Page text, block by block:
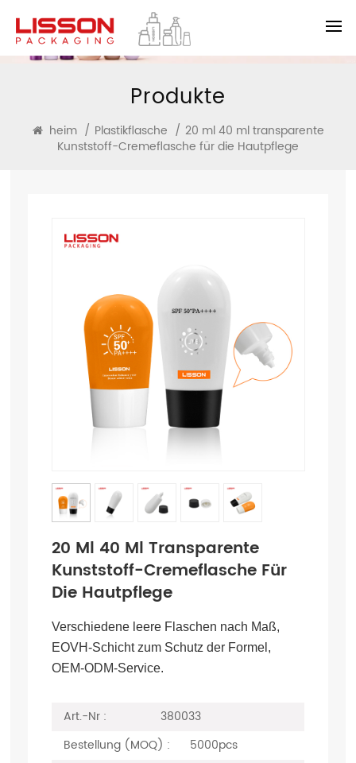
Produkte
heim / Plastikflasche / 20 ml 40 ml transparente
Kunststoff-Cremeflasche für die Hautpflege
20 Ml 40 Ml Transparente
Kunststoff-Cremeflasche Für
Die Hautpflege
Verschiedene leere Flaschen nach Maß,
EOVH-Schicht zum Schutz der Formel,
OEM-ODM-Service.
Art.-Nr :
380033
Bestellung (MOQ) :
5000pcs